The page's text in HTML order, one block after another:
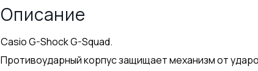
Описание
Casio G-Shock G-Squad.
Противоударный корпус защищает механизм от